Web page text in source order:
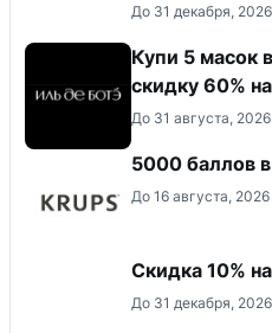
До 31 декабря, 2026
Купи 5 масок
скидку 60%
До 31 августа, 2026
5000 баллов
До 16 августа, 2026
Скидка 10%
До 31 декабря, 2026